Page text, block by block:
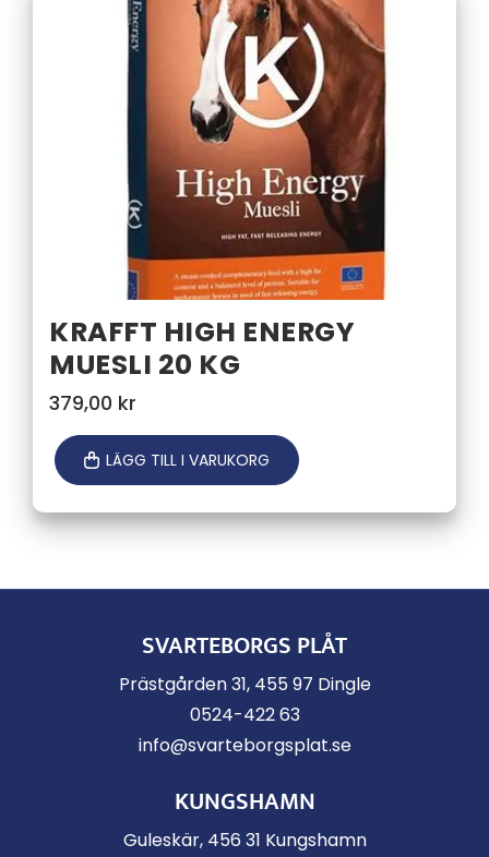
KRAFFT HIGH ENERGY
MUESLI 20 KG
379,00 kr
LÄGG TILL I VARUKORG
SVARTEBORGS PLÅT
Prästgården 31, 455 97 Dingle
0524-422 63
info@svarteborgsplat.se
KUNGSHAMN
Guleskär, 456 31 Kungshamn